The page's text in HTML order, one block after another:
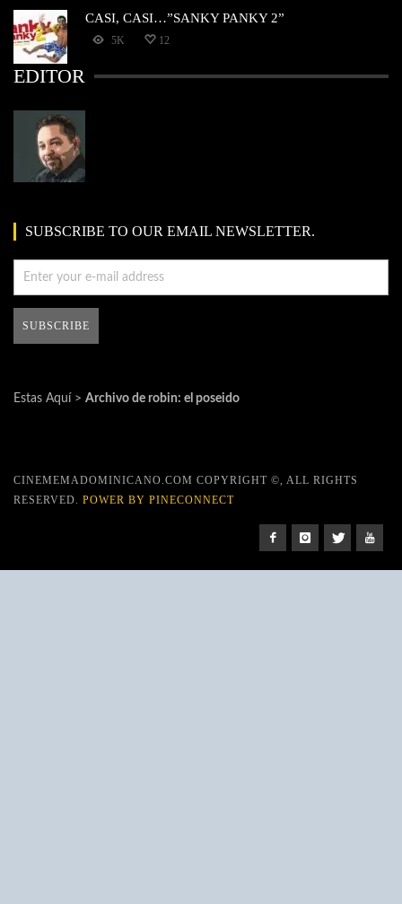
CASI, CASI…”SANKY PANKY 2”
5K 12
EDITOR
SUBSCRIBE TO OUR EMAIL NEWSLETTER.
Estas Aquí > Archivo de robin: el poseido
CINEMEMADOMINICANO.COM COPYRIGHT ©, ALL RIGHTS
RESERVED. POWER BY PINECONNECT